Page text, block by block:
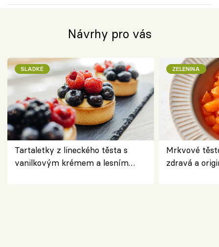
Návrhy pro vás
SLADKÉ
Tartaletky z lineckého těsta s
vanilkovým krémem a lesním
ZELENINA
Mrkvové
zdravá a